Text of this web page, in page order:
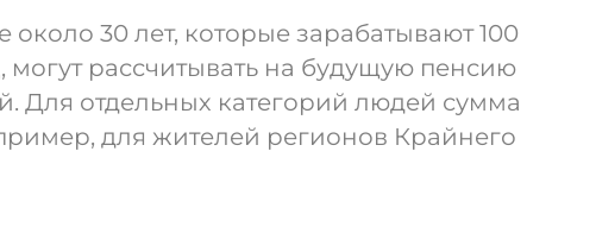
около 30 лет, которые зарабатывают 100
могут рассчитывать на будущую пенсию
Для отдельных категорий людей сумма
для жителей регионов Крайнего